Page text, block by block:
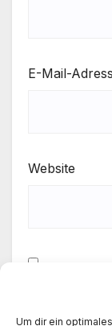
Um dir ein
E-Mail-
Website
Meinen